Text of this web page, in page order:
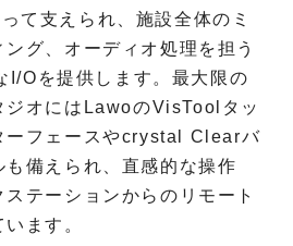
て支えられ、施設全体のミ
グ、オーディオ処理を担う
I/Oを提供します。最大限の
ジオにはLawoのVisToolタッ
ーフェースやcrystal Clearバ
備えられ、直感的な操作
テーションからのリモート
ます。